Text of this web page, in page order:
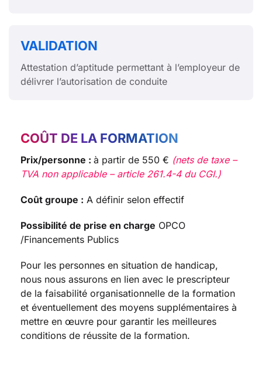
VALIDATION
Attestation d’aptitude permettant à l’employeur de
délivrer l’autorisation de conduite
COÛT DE LA FORMATION
Prix/personne : à partir de 550 € (nets de taxe –
TVA non applicable – article 261.4-4 du CGI.)
Coût groupe : A définir selon effectif
Possibilité de prise en charge OPCO
/Financements Publics
Pour les personnes en situation de handicap,
nous nous assurons en lien avec le prescripteur
de la faisabilité organisationnelle de la formation
et éventuellement des moyens supplémentaires à
mettre en œuvre pour garantir les meilleures
conditions de réussite de la formation.